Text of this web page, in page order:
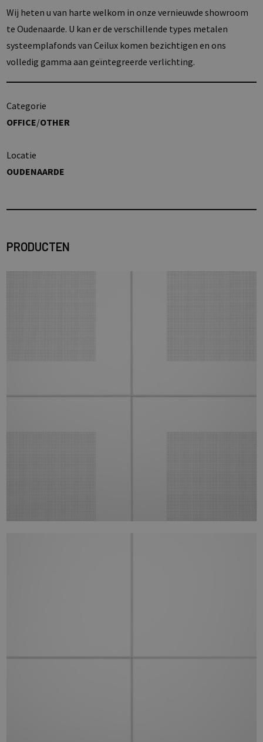
Wij heten u van harte welkom in onze vernieuwde showroom
te Oudenaarde. U kan er de verschillende types metalen
systeemplafonds van Ceilux komen bezichtigen en ons
volledig gamma aan geïntegreerde verlichting.
Categorie
OFFICE/OTHER
Locatie
OUDENAARDE
PRODUCTEN